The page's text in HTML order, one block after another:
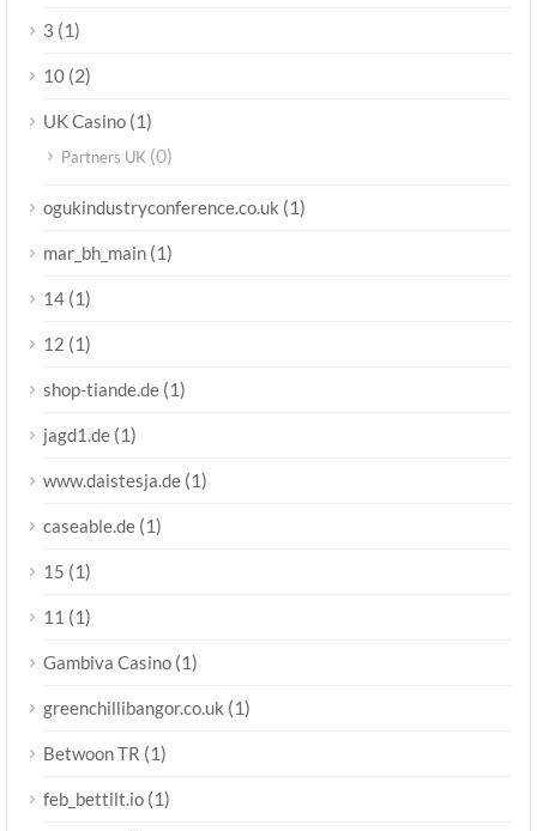
3 (1)
10 (2)
UK Casino (1)
Partners UK (0)
ogukindustryconference.co.uk (1)
mar_bh_main (1)
14 (1)
12 (1)
shop-tiande.de (1)
jagd1.de (1)
www.daistesja.de (1)
caseable.de (1)
15 (1)
11 (1)
Gambiva Casino (1)
greenchillibangor.co.uk (1)
Betwoon TR (1)
feb_bettilt.io (1)